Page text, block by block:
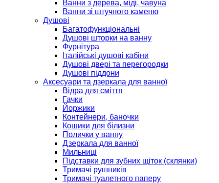
Ванни з дерева, міді, чавуна
Ванни зі штучного каменю
Душові
Багатофункціональні
Душові шторки на ванну
Фурнітура
Італійські душові кабіни
Душові двері та перегородки
Душові піддони
Аксесуари та дзеркала для ванної
Відра для сміття
Гачки
Йоржики
Контейнери, баночки
Кошики для білизни
Полички у ванну
Дзеркала для ванної
Мильниці
Підставки для зубних щіток (склянки)
Тримачі рушників
Тримачі туалетного паперу